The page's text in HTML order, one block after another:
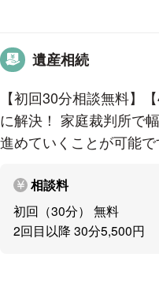
同年、司法試験合格
昭和45年4月 裁判官
平成13年3月 福井地
平成14年11月 名古屋
平成17年12月 名古屋
平成25年8月 弁護士
愛知総合法律事務所勤務
遺産相続
【初回30分相談無料】
に解決！ 家庭裁判所で
進めていくことが可能で
相談料
初回（30分） 無料
2回目以降 30分5,500円